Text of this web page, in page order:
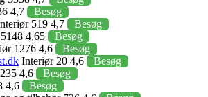
4,7
Besøg
519 4,7
Besøg
4,65
Besøg
1276 4,6
Besøg
Interiør 20 4,6
Besøg
4,6
Besøg
4,6
Besøg